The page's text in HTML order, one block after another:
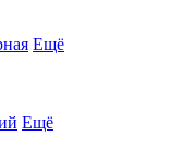
Ещё
Ещё